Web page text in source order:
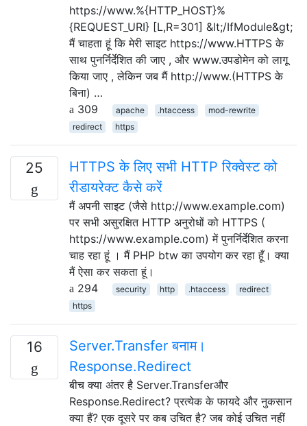
https://www.%{HTTP_HOST}%
{REQUEST_URI} [L,R=301] &lt;/IfModule&gt;
मैं चाहता हूं कि मेरी साइट https://www.HTTPS के
साथ पुनर्निर्देशित की जाए , और www.उपडोमेन को लागू
किया जाए , लेकिन जब मैं http://www.(HTTPS के
बिना) …
309
apache .htaccess
mod-rewrite
redirect
https
25
HTTPS के लिए सभी HTTP रिक्वेस्ट को
रीडायरेक्ट कैसे करें
मैं अपनी साइट (जैसे http://www.example.com)
पर सभी असुरक्षित HTTP अनुरोधों को HTTPS (
https://www.example.com) में पुनर्निर्देशित करना
चाह रहा हूं । मैं PHP btw का उपयोग कर रहा हूँ। क्या
मैं ऐसा कर सकता हूं।
294
security http .htaccess
redirect
https
16
Server.Transfer बनाम।
Response.Redirect
बीच क्या अंतर है Server.Transferऔर
Response.Redirect? प्रत्येक के फायदे और नुकसान
क्या हैं? एक दूसरे पर कब उचित है? जब कोई उचित नहीं